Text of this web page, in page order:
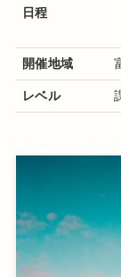
日程
開催地域
レベル